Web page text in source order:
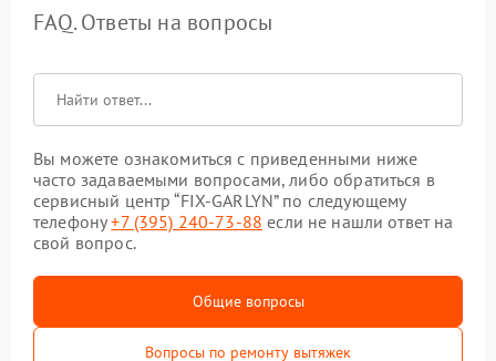
FAQ. Ответы на вопросы
Вы можете ознакомиться с приведенными ниже
часто задаваемыми вопросами, либо обратиться в
сервисный центр “FIX-GARLYN” по следующему
телефону+7 (395) 240-73-88 если не нашли ответ на
свой вопрос.
Общие вопросы
Вопросы по ремонту вытяжек